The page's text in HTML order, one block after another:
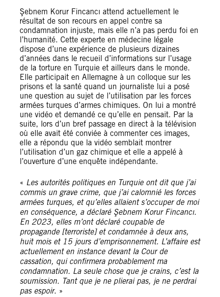
Şebnem Korur Fincancı attend actuellement le
résultat de son recours en appel contre sa
condamnation injuste, mais elle n’a pas perdu foi en
l’humanité. Cette experte en médecine légale
dispose d’une expérience de plusieurs dizaines
d’années dans le recueil d’informations sur l’usage
de la torture en Turquie et ailleurs dans le monde.
Elle participait en Allemagne à un colloque sur les
prisons et la santé quand un journaliste lui a posé
une question au sujet de l’utilisation par les forces
armées turques d’armes chimiques. On lui a montré
une vidéo et demandé ce qu’elle en pensait. Par la
suite, lors d’un bref passage en direct à la télévision
où elle avait été conviée à commenter ces images,
elle a répondu que la vidéo semblait montrer
l’utilisation d’un gaz chimique et elle a appelé à
l’ouverture d’une enquête indépendante.
« Les autorités politiques en Turquie ont dit que j’ai
commis un grave crime, que j’ai calomnié les forces
armées turques, et qu’elles allaient s’occuper de moi
en conséquence, a déclaré Şebnem Korur Fincancı.
En 2023, elles m’ont déclaré coupable de
propagande [terroriste] et condamnée à deux ans,
huit mois et 15 jours d’emprisonnement. L’affaire est
actuellement en instance devant la Cour de
cassation, qui confirmera probablement ma
condamnation. La seule chose que je crains, c’est la
soumission. Tant que je ne plierai pas, je ne perdrai
pas espoir. »